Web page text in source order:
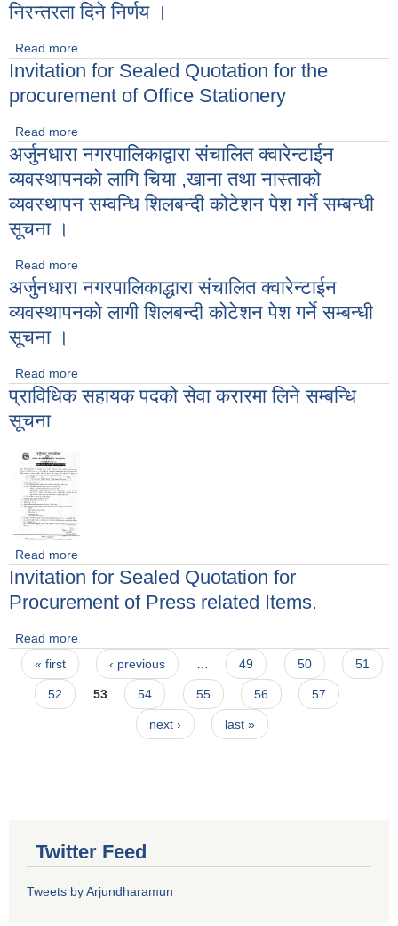
निरन्तरता दिने निर्णय ।
Read more
(सीसीएमसी)को बिहीबार बसेको बैठकले साउन २६ गतेसम्म नगर क्षेत्रमा
(बन्दाबन्दी) लकडाउनलाई निरन्तरता दिने निर्णय ।
Invitation for Sealed Quotation for the
procurement of Office Stationery
Read more
procurement of Office Stationery
अर्जुनधारा नगरपालिकाद्वारा संचालित क्वारेन्टाईन
व्यवस्थापनको लागि चिया ,खाना तथा नास्ताको
व्यवस्थापन सम्वन्धि शिलबन्दी कोटेशन पेश गर्ने सम्बन्धी
सूचना ।
Read more
लागि चिया ,खाना तथा नास्ताको व्यवस्थापन सम्वन्धि शिलबन्दी कोटेशन पेश
गर्ने सम्बन्धी सूचना ।
अर्जुनधारा नगरपालिकाद्धारा संचालित क्वारेन्टाईन
व्यवस्थापनको लागी शिलबन्दी कोटेशन पेश गर्ने सम्बन्धी
सूचना ।
Read more
लागी शिलबन्दी कोटेशन पेश गर्ने सम्बन्धी सूचना ।
प्राविधिक सहायक पदको सेवा करारमा लिने सम्बन्धि
सूचना
Read more
Invitation for Sealed Quotation for
Procurement of Press related Items.
Read more
Press related Items.
Pages
« first ‹ previous … 49 50 51
52 53 54 55 56 57 …
next › last »
Twitter Feed
Tweets by Arjundharamun